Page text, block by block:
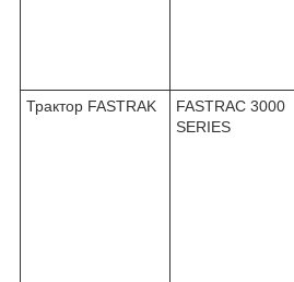
Трактор FASTRAK
FASTRAC 3000
SERIES